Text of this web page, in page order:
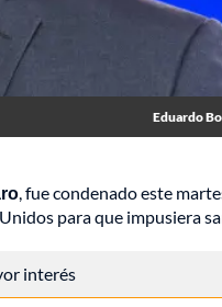
Eduardo
, fue condenado este
para que impusiera
interés